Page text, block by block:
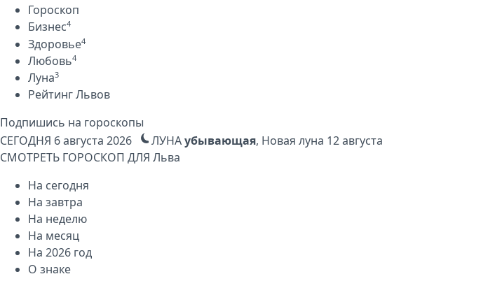
Гороскоп
Бизнес4
Здоровье4
Любовь4
Луна3
Рейтинг Львов
Подпишись на гороскопы
СЕГОДНЯ 6 августа 2026 ЛУНАубывающая, Новая луна 12 августа
СМОТРЕТЬ ГОРОСКОП ДЛЯ Льва
На сегодня
На завтра
На неделю
На месяц
На 2026 год
О знаке